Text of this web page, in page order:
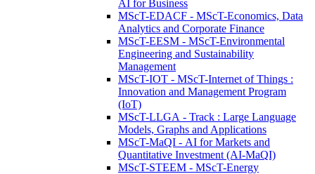
AI for Business
MScT-EDACF - MScT-Economics, Data
Analytics and Corporate Finance
MScT-EESM - MScT-Environmental
Engineering and Sustainability
Management
MScT-IOT - MScT-Internet of Things :
Innovation and Management Program
(IoT)
MScT-LLGA - Track : Large Language
Models, Graphs and Applications
MScT-MaQI - AI for Markets and
Quantitative Investment (AI-MaQI)
MScT-STEEM - MScT-Energy